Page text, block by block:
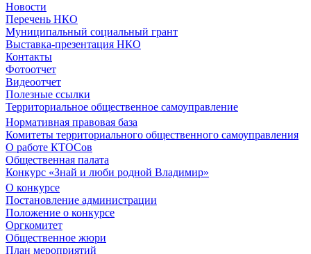
Новости
Перечень НКО
Муниципальный социальный грант
Выставка-презентация НКО
Контакты
Фотоотчет
Видеоотчет
Полезные ссылки
Территориальное общественное самоуправление
Нормативная правовая база
Комитеты территориального общественного самоуправления
О работе КТОСов
Общественная палата
Конкурс «Знай и люби родной Владимир»
О конкурсе
Постановление администрации
Положение о конкурсе
Оргкомитет
Общественное жюри
План мероприятий